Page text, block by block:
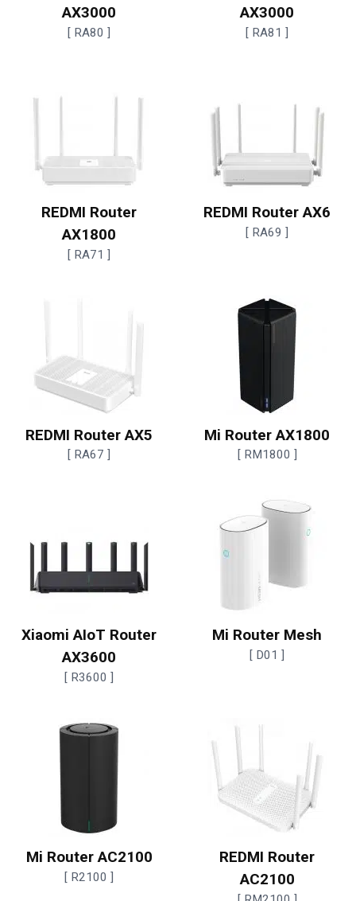
AX3000
[ RA80 ]
AX3000
[ RA81 ]
REDMI Router
AX1800
[ RA71 ]
REDMI Router AX6
[ RA69 ]
REDMI Router AX5
[ RA67 ]
Mi Router AX1800
[ RM1800 ]
Xiaomi AIoT Router
AX3600
[ R3600 ]
Mi Router Mesh
[ D01 ]
Mi Router AC2100
[ R2100 ]
REDMI Router
AC2100